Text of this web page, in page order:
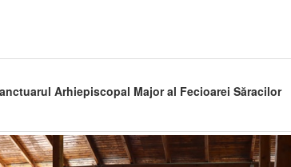
Arhiepiscopal Major al Fecioarei Săracilor